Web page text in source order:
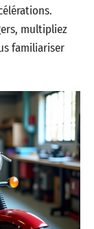
multipliez
familiariser